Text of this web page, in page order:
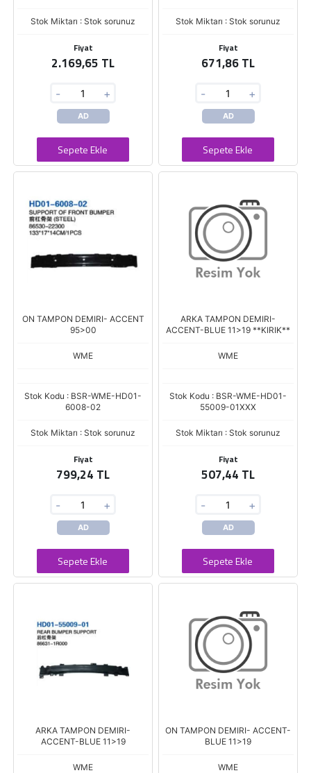
Stok Miktarı : Stok sorunuz
Fiyat
2.169,65 TL
- +
AD
Sepete Ekle
Stok Miktarı : Stok sorunuz
Fiyat
671,86 TL
- +
AD
Sepete Ekle
ON TAMPON DEMIRI- ACCENT
95>00
WME
Stok Kodu : BSR-WME-HD01-
6008-02
Stok Miktarı : Stok sorunuz
Fiyat
799,24 TL
- +
AD
Sepete Ekle
ARKA TAMPON DEMIRI-
ACCENT-BLUE 11>19 **KIRIK**
WME
Stok Kodu : BSR-WME-HD01-
55009-01XXX
Stok Miktarı : Stok sorunuz
Fiyat
507,44 TL
- +
AD
Sepete Ekle
ARKA TAMPON DEMIRI-
ACCENT-BLUE 11>19
WME
ON TAMPON DEMIRI- ACCENT-
BLUE 11>19
WME